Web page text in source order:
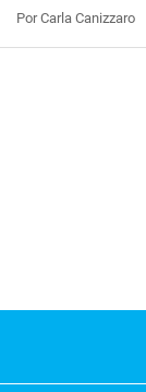
Por Carla Canizzaro